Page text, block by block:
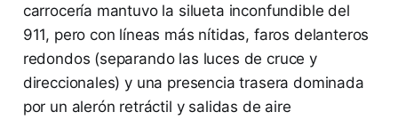
carrocería mantuvo la silueta inconfundible del
911, pero con líneas más nítidas, faros delanteros
redondos (separando las luces de cruce y
direccionales) y una presencia trasera dominada
por un alerón retráctil y salidas de aire